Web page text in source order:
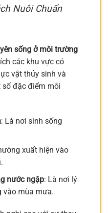
Nuôi Chuẩn
sống ở môi trường
các khu vực có
vật thủy sinh và
số đặc điểm môi
: Là nơi sinh sống
xuất hiện vào
nước ngập: Là nơi lý
vào mùa mưa.